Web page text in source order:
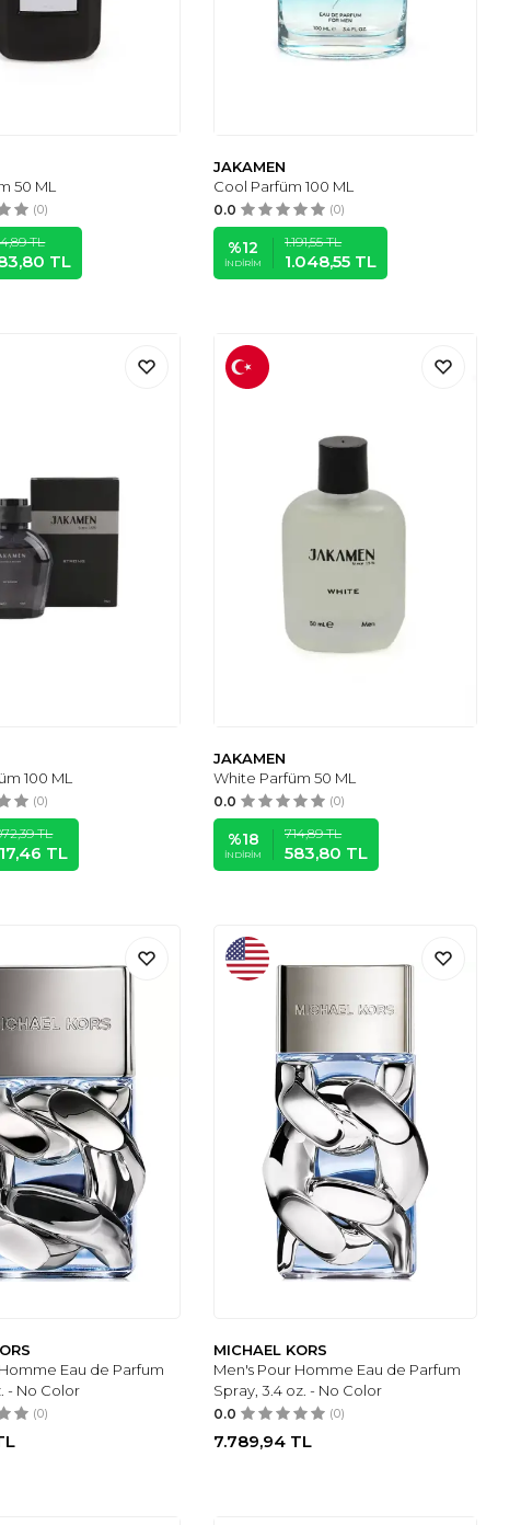
50 ML
(0)
TL
TL
JAKAMEN
Cool Parfüm 100 ML
0.0 (0)
%12
İNDIRIM
1.191,55TL
1.048,55 TL
100 ML
(0)
TL
TL
JAKAMEN
White Parfüm 50 ML
0.0 (0)
%18
İNDIRIM
714,89TL
583,80 TL
Eau de Parfum
- No Color
(0)
MICHAEL KORS
Men's Pour Homme Eau de Parfum
Spray, 3.4 oz. - No Color
0.0 (0)
7.789,94 TL